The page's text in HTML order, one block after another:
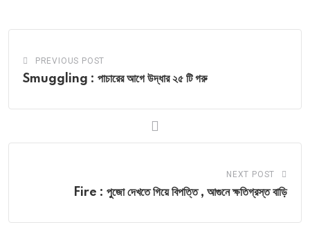
PREVIOUS POST
Smuggling : পাচারের আগে উদ্ধার ২৫ টি গরু
NEXT POST
Fire : পুজো দেখতে গিয়ে বিপত্তি , আগুনে ক্ষতিগ্রস্ত বাড়ি